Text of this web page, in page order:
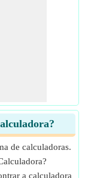
de calculadoras.
a calculadora